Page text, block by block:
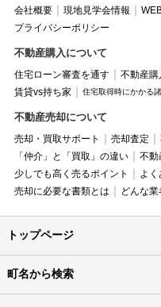
会社概要
現地見学会情報
プライバシーポリシー
不動産購入について
住宅ローン審査を通す 不動産購
賃貸vs持ち家
住宅取得時にかかる
不動産売却について
売却・買取サポート 売却査定
「仲介」と「買取」の違い
不動
少しでも高く売るポイント
よく
売却に必要な書類とは
どんな業
トップページ
町名から検索